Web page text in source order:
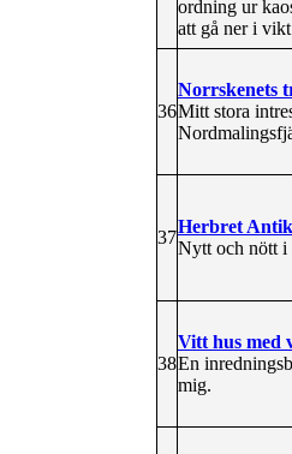
ordning ur
att gå ner i
36
Norrskenets
Mitt stora
37
Herbret Antik
Nytt och nött i
38
Vitt hus med
En
mig.